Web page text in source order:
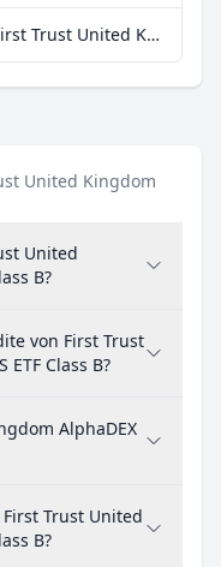
Mehr Fundamentaldaten zu First Trust United Kingdom AlphaDEX UCITS ETF Class B bei Parqet
United Kingdom
United
B?
von First Trust
Class B?
AlphaDEX
Trust United
B?